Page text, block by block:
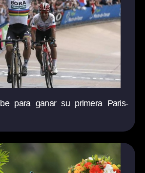
para ganar su primera Paris-